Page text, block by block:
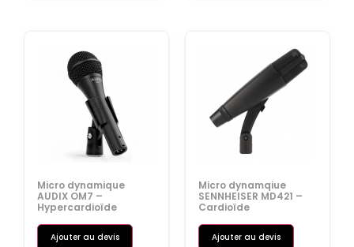
Micro dynamique
AUDIX OM7 –
Hypercardioïde
Ajouter au devis
Micro dynamqiue
SENNHEISER MD421 –
Cardioïde
Ajouter au devis